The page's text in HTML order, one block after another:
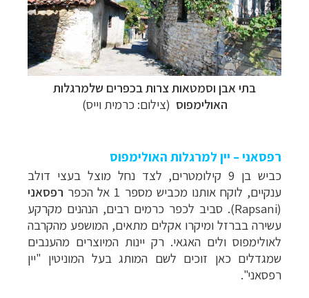
בתי אבן וסמטאות צרות בכפרים שלמרגלות
האולימפוס (צילום: כרמית וייס)
רפסאני – יין למרגלות האולימפוס
כביש בן 9 קילומטרים, לצד נחל מוצל בעצי דולב
ענקיים, לוקח אותנו מכביש מספר 1 אל הכפר
רפסאני
(
Rapsani). סביב לכפר כרמים רבים, הנהנים מקרקע
עשירה בברזל ומיקרו אקלים מתאים, המושפע מהקרבה
לאולימפוס ולים האגאי. רק יינות המיוצרים מהענבים
שמגדלים כאן זוכים לשם המותג בעל המוניטין "יין
רפסאני".